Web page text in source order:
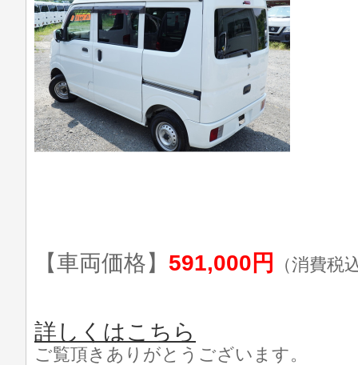
【車両価格】 591,000円 （消費税
詳しくはこちら
ご覧頂きありがとうございます。